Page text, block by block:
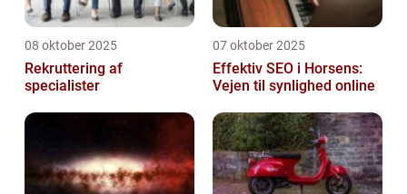
08 oktober 2025
Rekruttering af
specialister
07 oktober 2025
Effektiv SEO i Horsens:
Vejen til synlighed online